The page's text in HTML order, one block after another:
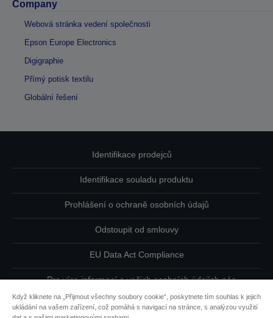
Company
Webová stránka vedení společnosti
Epson Europe Electronics
Digigraphie
Přímý potisk textilu
Globální řešení
Identifikace prodejců
Identifikace souladu produktu
Prohlášení o ochraně osobních údajů
Odstoupit od smlouvy
EU Data Act Compliance
Pro více informací o vašich osobních údajích nás
Když kliknete na „Přijmout všechny soubory cookie“, poskytnete tím souhlas k jejich
ukládání na vašem zařízení, což pomáhá s navigací na stránce, s analýzou využití